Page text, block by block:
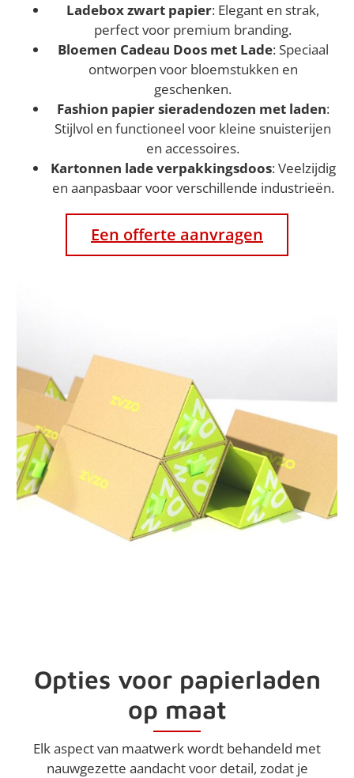
Ladebox zwart papier: Elegant en strak,
perfect voor premium branding.
Bloemen Cadeau Doos met Lade: Speciaal
ontworpen voor bloemstukken en
geschenken.
Fashion papier sieradendozen met laden:
Stijlvol en functioneel voor kleine snuisterijen
en accessoires.
Kartonnen lade verpakkingsdoos: Veelzijdig
en aanpasbaar voor verschillende industrieën.
Een offerte aanvragen
Opties voor papierladen
op maat
Elk aspect van maatwerk wordt behandeld met
nauwgezette aandacht voor detail, zodat je